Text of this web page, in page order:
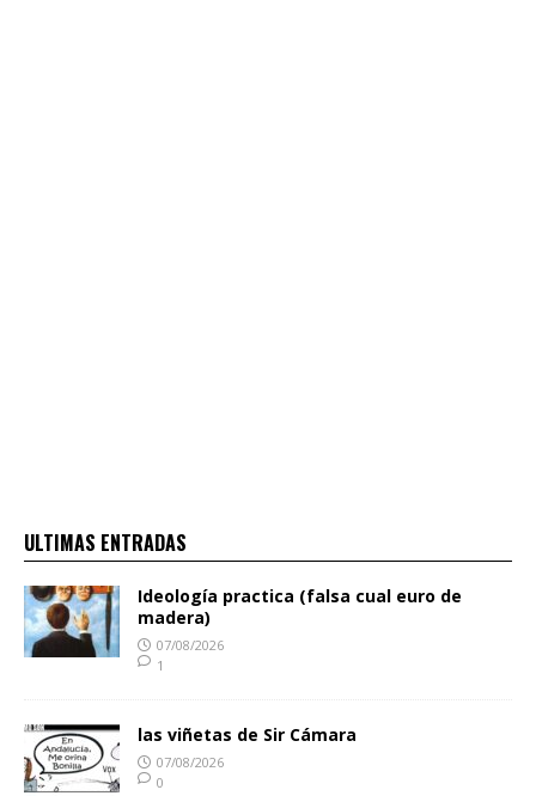
ULTIMAS ENTRADAS
Ideología practica (falsa cual euro de
madera)
07/08/2026
1
las viñetas de Sir Cámara
07/08/2026
0